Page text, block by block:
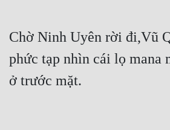
Chờ Ninh Uyên rời đi,Vũ
phức tạp nhìn cái lọ mana
ở trước mặt.